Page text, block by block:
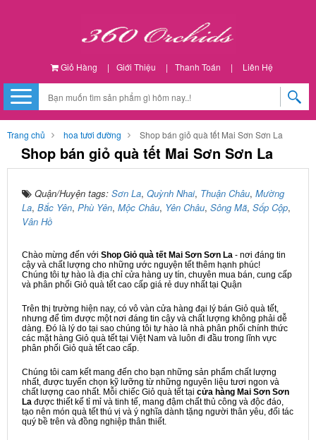
Giỏ Hàng | Giới Thiệu | Thanh Toán | Liên Hệ
Trang chủ hoa tươi đường Shop bán giỏ quà tết Mai Sơn Sơn La
Shop bán giỏ quà tết Mai Sơn Sơn La
Quận/Huyện tags: Sơn La, Quỳnh Nhai, Thuận Châu, Mường
La, Bắc Yên, Phù Yên, Mộc Châu, Yên Châu, Sông Mã, Sốp Cộp,
Vân Hồ
Chào mừng đến với Shop Giỏ quà tết Mai Sơn Sơn La - nơi đáng tin
cậy và chất lượng cho những ước nguyện tết thêm hạnh phúc!
Chúng tôi tự hào là địa chỉ cửa hàng uy tín, chuyên mua bán, cung cấp
và phân phối Giỏ quà tết cao cấp giá rẻ duy nhất tại Quận
Trên thị trường hiện nay, có vô vàn cửa hàng đại lý bán Giỏ quà tết,
nhưng để tìm được một nơi đáng tin cậy và chất lượng không phải dễ
dàng. Đó là lý do tại sao chúng tôi tự hào là nhà phân phối chính thức
các mặt hàng Giỏ quà tết tại Việt Nam và luôn đi đầu trong lĩnh vực
phân phối Giỏ quà tết cao cấp.
Chúng tôi cam kết mang đến cho bạn những sản phẩm chất lượng
nhất, được tuyển chọn kỹ lưỡng từ những nguyên liệu tươi ngon và
chất lượng cao nhất. Mỗi chiếc Giỏ quà tết tại cửa hàng Mai Sơn Sơn
La được thiết kế tỉ mỉ và tinh tế, mang đậm chất thủ công và độc đáo,
tạo nên món quà tết thú vị và ý nghĩa dành tặng người thân yêu, đối tác
quý bề trên và đồng nghiệp thân thiết.